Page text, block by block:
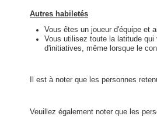
Autres habiletés
Vous êtes un joueur d'équipe et
Vous utilisez toute la latitude
d'initiatives, même lorsque le
Il est à noter que les personnes
Veuillez également noter que les